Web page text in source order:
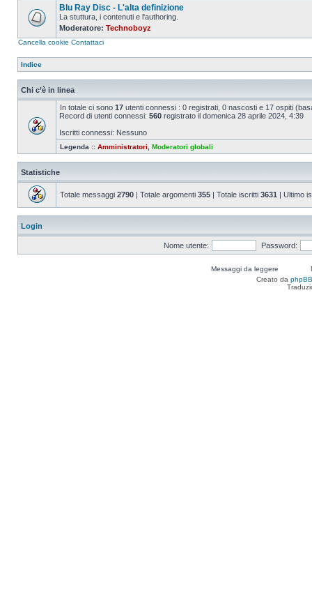
da
leggere
Nessun
messaggio
da
Blu Ray Disc - L'alta definizione
La stuttura, i contenuti e l'authoring.
Moderatore: Technoboyz
Cancella cookie Contattaci
Indice
Chi c’è in linea
In totale ci sono 17 utenti connessi : 0 registrati, 0 nascosti e 17 ospiti
Record di utenti connessi: 560 registrato il domenica 28 aprile 2024, 4:39
Iscritti connessi: Nessuno
Legenda :: Amministratori Moderatori globali
Statistiche
Totale messaggi 2790 | Totale argomenti 355 | Totale iscritti 3631 | Ultimo
Login
Nome utente: Password:
Messaggi da leggere
Creato da phpBB